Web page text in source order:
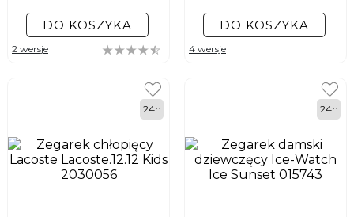
DO KOSZYKA
2 wersje
DO KOSZYKA
4 wersje
24h 24h